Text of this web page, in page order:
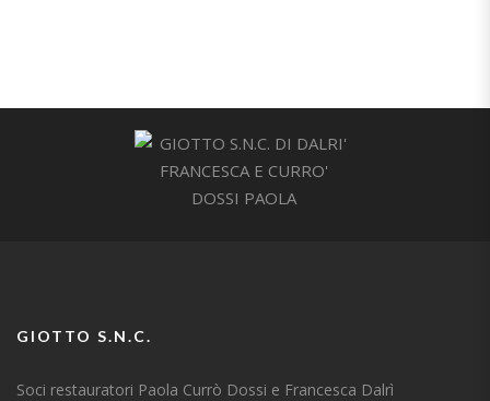
GIOTTO S.N.C.
Soci restauratori Paola Currò Dossi e Francesca Dalrì